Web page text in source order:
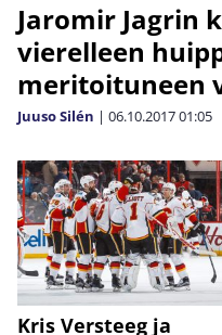
Jaromir Jagrin
vierelleen
meritoituneen
Juuso Silén | 06.10.201701:05
Kris Versteeg ja